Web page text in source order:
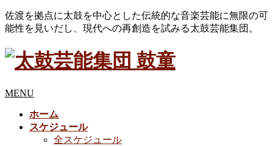
佐渡を拠点に太鼓を中心とした伝統的な音楽芸能に無限の可
能性を見いだし、現代への再創造を試みる太鼓芸能集団。
MENU
ホーム
スケジュール
全スケジュール